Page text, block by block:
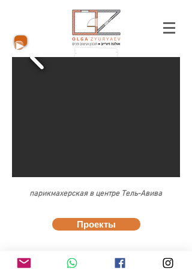
парикмахерская в центре Тель-Авива
Проекты